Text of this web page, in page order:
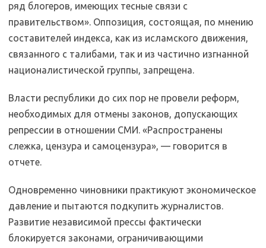
ряд блогеров, имеющих тесные связи с
правительством». Оппозиция, состоящая, по мнению
составителей индекса, как из исламского движения,
связанного с талибами, так и из частично изгнанной
националистической группы, запрещена.
Власти республики до сих пор не провели реформ,
необходимых для отмены законов, допускающих
репрессии в отношении СМИ. «Распространены
слежка, цензура и самоцензура», — говорится в
отчете.
Одновременно чиновники практикуют экономическое
давление и пытаются подкупить журналистов.
Развитие независимой прессы фактически
блокируется законами, ограничивающими